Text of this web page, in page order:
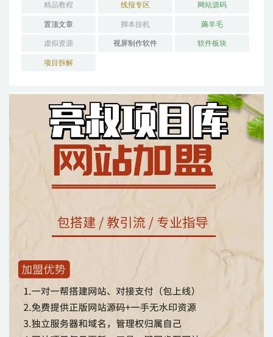
精品教程 线报专区 网站源码
置顶文章 脚本挂机 薅羊毛
虚拟资源 视屏制作软件 软件板块
项目拆解